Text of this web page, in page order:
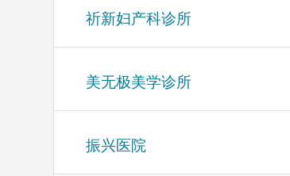
祈新妇产科诊所
美无极美学诊所
振兴医院